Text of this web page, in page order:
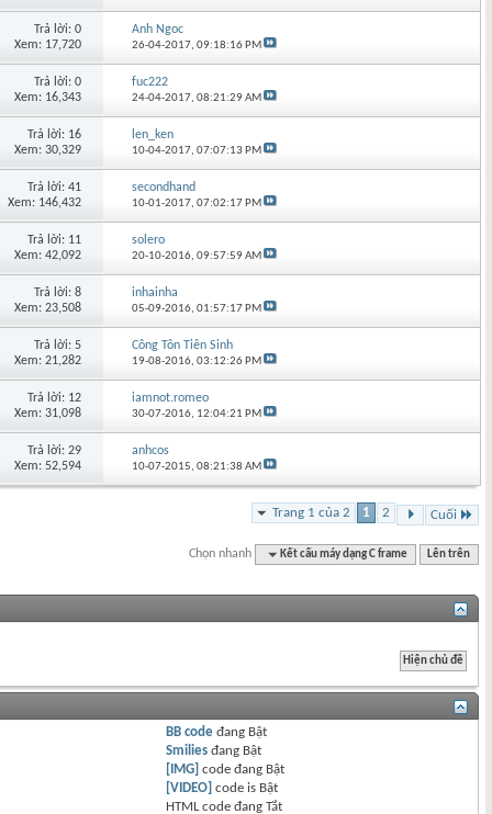
Trả lời: 0
Xem: 17,720
Anh Ngoc
26-04-2017,09:18:16 PM
Trả lời: 0
Xem: 16,343
fuc222
24-04-2017,08:21:29 AM
Trả lời: 16
Xem: 30,329
len_ken
10-04-2017,07:07:13 PM
Trả lời: 41
Xem: 146,432
secondhand
10-01-2017,07:02:17 PM
Trả lời: 11
Xem: 42,092
solero
20-10-2016,09:57:59 AM
Trả lời: 8
Xem: 23,508
inhainha
05-09-2016,01:57:17 PM
Trả lời: 5
Xem: 21,282
Công Tôn Tiên Sinh
19-08-2016,03:12:26 PM
Trả lời: 12
Xem: 31,098
iamnot.romeo
30-07-2016, 12:04:21 PM
Trả lời: 29
Xem: 52,594
anhcos
10-07-2015,08:21:38 AM
Trang 1 của 2 1 2 Cuối
Chọn nhanh Kết cấu máy dạng C frame Lên trên
BB code đang Bật
Smilies đang Bật
[IMG] code đang Bật
[VIDEO] code is Bật
HTML code đangTắt